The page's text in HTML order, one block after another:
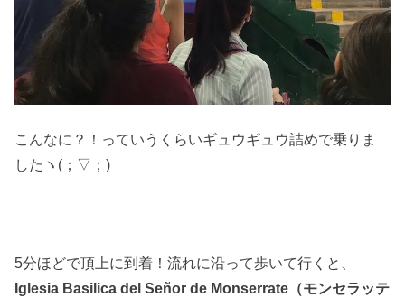
こんなに？！っていうくらいギュウギュウ詰めで乗りま
したヽ(；▽；)
5分ほどで頂上に到着！流れに沿って歩いて行くと、
Iglesia Basilica del Señor de Monserrate（モンセラッテ